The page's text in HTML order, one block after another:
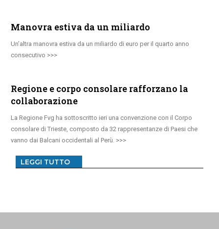
Manovra estiva da un miliardo
Un’altra manovra estiva da un miliardo di euro per il quarto anno
consecutivo
Regione e corpo consolare rafforzano la
collaborazione
La Regione Fvg ha sottoscritto ieri una convenzione con il Corpo
consolare di Trieste, composto da 32 rappresentanze di Paesi che
vanno dai Balcani occidentali al Perù.
LEGGI TUTTO